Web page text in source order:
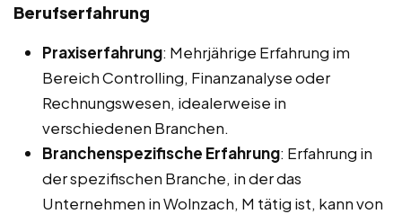
Berufserfahrung
Praxiserfahrung: Mehrjährige Erfahrung im
Bereich Controlling, Finanzanalyse oder
Rechnungswesen, idealerweise in
verschiedenen Branchen.
Branchenspezifische Erfahrung: Erfahrung in
der spezifischen Branche, in der das
Unternehmen in Wolnzach, M tätig ist, kann von